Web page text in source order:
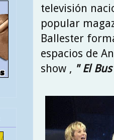
televisión
popular
Ballester
espacios de
show , " El